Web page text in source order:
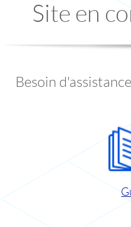
Site en
Besoin